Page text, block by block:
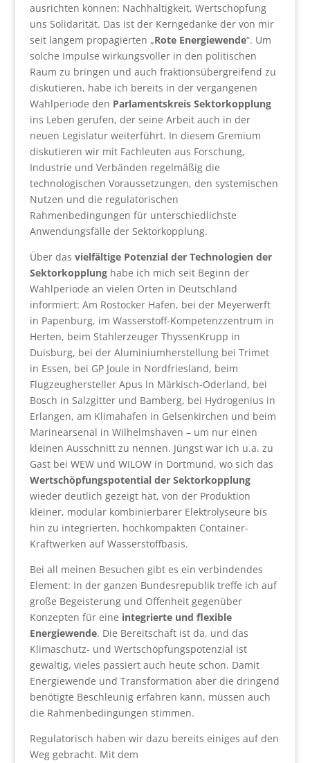
ausrichten können: Nachhaltigkeit, Wertschöpfung
uns Solidarität. Das ist der Kerngedanke der von mir
seit langem propagierten „Rote Energiewende“. Um
solche Impulse wirkungsvoller in den politischen
Raum zu bringen und auch fraktionsübergreifend zu
diskutieren, habe ich bereits in der vergangenen
Wahlperiode den Parlamentskreis Sektorkopplung
ins Leben gerufen, der seine Arbeit auch in der
neuen Legislatur weiterführt. In diesem Gremium
diskutieren wir mit Fachleuten aus Forschung,
Industrie und Verbänden regelmäßig die
technologischen Voraussetzungen, den systemischen
Nutzen und die regulatorischen
Rahmenbedingungen für unterschiedlichste
Anwendungsfälle der Sektorkopplung.
Über das vielfältige Potenzial der Technologien der
Sektorkopplunghabe ich mich seit Beginn der
Wahlperiode an vielen Orten in Deutschland
informiert: Am Rostocker Hafen, bei der Meyerwerft
in Papenburg, im Wasserstoff-Kompetenzzentrum in
Herten, beim Stahlerzeuger ThyssenKrupp in
Duisburg, bei der Aluminiumherstellung bei Trimet
in Essen, bei GP Joule in Nordfriesland, beim
Flugzeughersteller Apus in Märkisch-Oderland, bei
Bosch in Salzgitter und Bamberg, bei Hydrogenius in
Erlangen, am Klimahafen in Gelsenkirchen und beim
Marinearsenal in Wilhelmshaven – um nur einen
kleinen Ausschnitt zu nennen. Jüngst war ich u.a. zu
Gast bei WEW und WILOW in Dortmund, wo sich das
Wertschöpfungspotential der Sektorkopplung
wieder deutlich gezeigt hat, von der Produktion
kleiner, modular kombinierbarer Elektrolyseure bis
hin zu integrierten, hochkompakten Container-
Kraftwerken auf Wasserstoffbasis.
Bei all meinen Besuchen gibt es ein verbindendes
Element: In der ganzen Bundesrepublik treffe ich auf
große Begeisterung und Offenheit gegenüber
Konzepten für eine integrierte und flexible
Energiewende. Die Bereitschaft ist da, und das
Klimaschutz- und Wertschöpfungspotenzial ist
gewaltig, vieles passiert auch heute schon. Damit
Energiewende und Transformation aber die dringend
benötigte Beschleunig erfahren kann, müssen auch
die Rahmenbedingungen stimmen.
Regulatorisch haben wir dazu bereits einiges auf den
Weg gebracht. Mit dem